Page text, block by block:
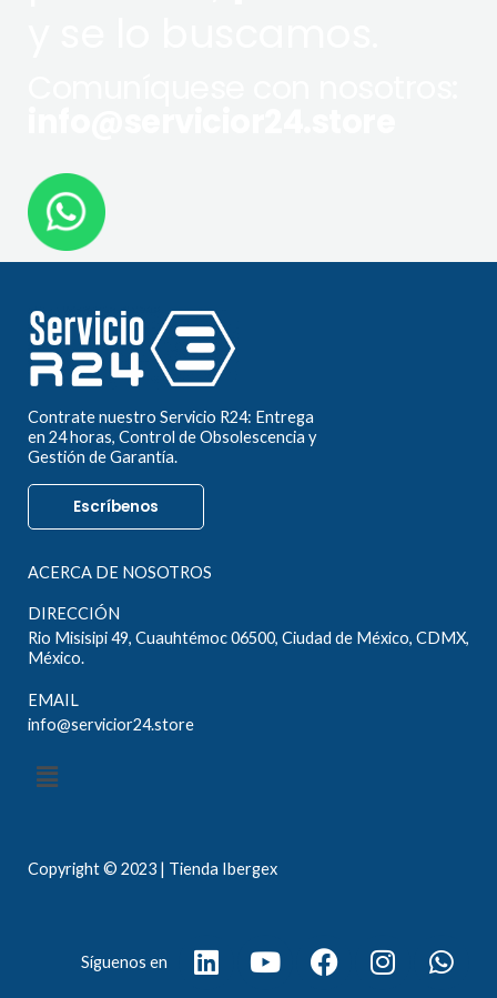
Contrate nuestro Servicio R24: Entrega
en 24 horas, Control de Obsolescencia y
Gestión de Garantía.
Escríbenos
ACERCA DE NOSOTROS
DIRECCIÓN
Rio Misisipi 49, Cuauhtémoc 06500, Ciudad de México, CDMX,
México.
EMAIL
info@servicior24.store
Menú
Copyright © 2023 | Tienda Ibergex
Síguenos en
L
i
Y
o
F
a
I
n
W
h